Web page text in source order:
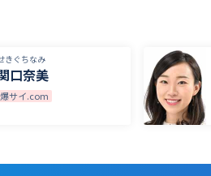
きぐちなみ
口奈美
爆サイ.com